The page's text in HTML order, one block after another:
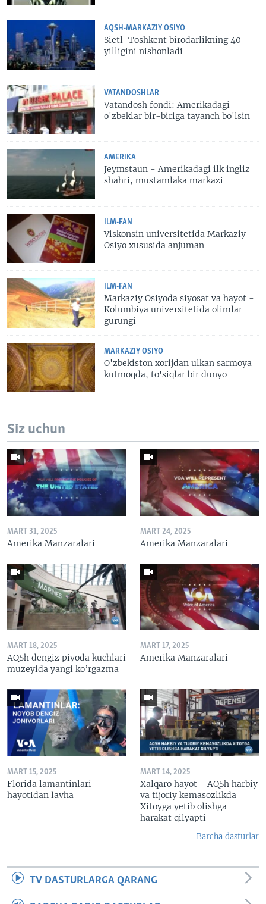
AQSH-MARKAZIY OSIYO
Sietl-Toshkent birodarlikning 40
yilligini nishonladi
VATANDOSHLAR
Vatandosh fondi: Amerikadagi
o'zbeklar bir-biriga tayanch bo'lsin
AMERIKA
Jeymstaun - Amerikadagi ilk ingliz
shahri, mustamlaka markazi
ILM-FAN
Viskonsin universitetida Markaziy
Osiyo xususida anjuman
ILM-FAN
Markaziy Osiyoda siyosat va hayot -
Kolumbiya universitetida olimlar
gurungi
MARKAZIY OSIYO
O'zbekiston xorijdan ulkan sarmoya
kutmoqda, to'siqlar bir dunyo
Siz uchun
MART 31, 2025
Amerika Manzaralari
MART 24, 2025
Amerika Manzaralari
MART 18, 2025
AQSh dengiz piyoda kuchlari
muzeyida yangi ko’rgazma
MART 17, 2025
Amerika Manzaralari
MART 15, 2025
Florida lamantinlari
hayotidan lavha
MART 14, 2025
Xalqaro hayot - AQSh harbiy
va tijoriy kemasozlikda
Xitoyga yetib olishga
harakat qilyapti
Barcha dasturlar
TV DASTURLARGA QARANG